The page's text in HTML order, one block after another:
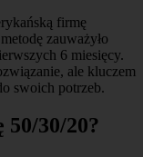
firmę
zauważyło
6 miesięcy.
ale kluczem
swoich potrzeb.
50/30/20?